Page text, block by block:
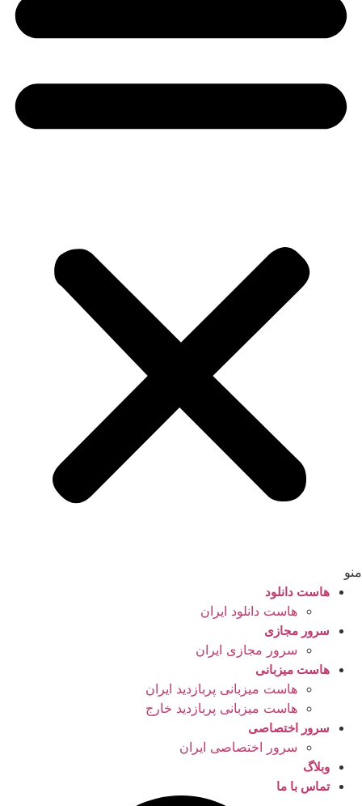
منو
هاست دانلود
هاست دانلود ایران
سرور مجازی
سرور مجازی ایران
هاست میزبانی
هاست میزبانی پربازدید ایران
هاست میزبانی پربازدید خارج
سرور اختصاصی
سرور اختصاصی ایران
وبلاگ
تماس با ما